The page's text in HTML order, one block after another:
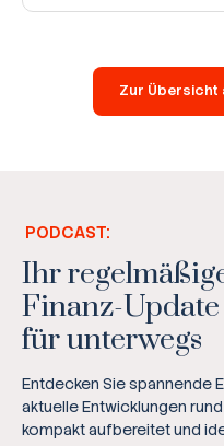
Zur Übersicht
PODCAST:
Ihr
Finanz-Update
für unterwegs
Entdecken Sie spannende
aktuelle Entwicklungen
kompakt aufbereitet und